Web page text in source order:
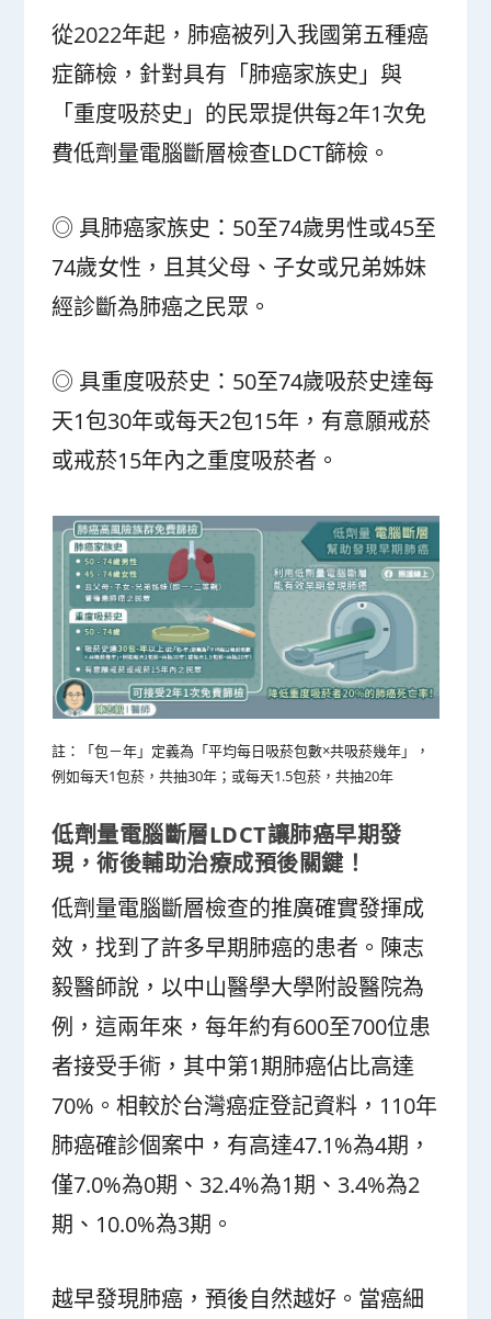
從2022年起，肺癌被列入我國第五種癌
症篩檢，針對具有「肺癌家族史」與
「重度吸菸史」的民眾提供每2年1次免
費低劑量電腦斷層檢查LDCT篩檢。
◎ 具肺癌家族史：50至74歲男性或45至
74歲女性，且其父母、子女或兄弟姊妹
經診斷為肺癌之民眾。
◎ 具重度吸菸史：50至74歲吸菸史達每
天1包30年或每天2包15年，有意願戒菸
或戒菸15年內之重度吸菸者。
註：「包－年」定義為「平均每日吸菸包數×共吸菸幾年」，
例如每天1包菸，共抽30年；或每天1.5包菸，共抽20年
低劑量電腦斷層LDCT讓肺癌早期發
現，術後輔助治療成預後關鍵！
低劑量電腦斷層檢查的推廣確實發揮成
效，找到了許多早期肺癌的患者。陳志
毅醫師說，以中山醫學大學附設醫院為
例，這兩年來，每年約有600至700位患
者接受手術，其中第1期肺癌佔比高達
70%。相較於台灣癌症登記資料，110年
肺癌確診個案中，有高達47.1%為4期，
僅7.0%為0期、32.4%為1期、3.4%為2
期、10.0%為3期。
越早發現肺癌，預後自然越好。當癌細